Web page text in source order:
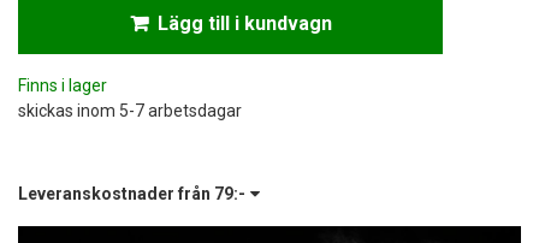
Finns i lager
skickas inom 5-7 arbetsdagar
Leveranskostnader från 79:-
Lägg till i kundvagn